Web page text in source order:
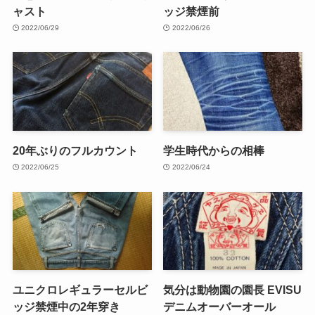
ャスト
2022/06/29
ッジ禁煙前
2022/06/26
20年ぶりのフルカウント
2022/06/25
学生時代からの相棒
2022/06/24
ユニクロレギュラーセルビ
ッジ禁煙中の2年穿き
気分は動物園の園長 EVISU
デニムオーバーオール